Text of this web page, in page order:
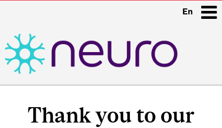
En
Thank you to our